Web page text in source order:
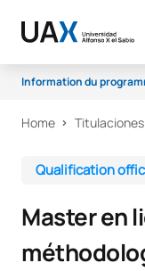
Information du
Programme
Home Titulaciones
Qualification
Master en